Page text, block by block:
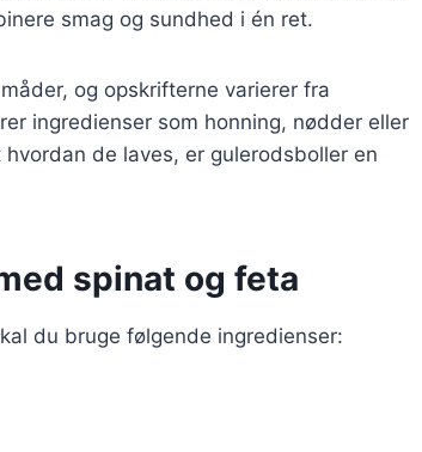
smag og sundhed i én ret.
og opskrifterne varierer fra
ingredienser som honning, nødder eller
de laves, er gulerodsboller en
spinat og feta
du bruge følgende ingredienser: